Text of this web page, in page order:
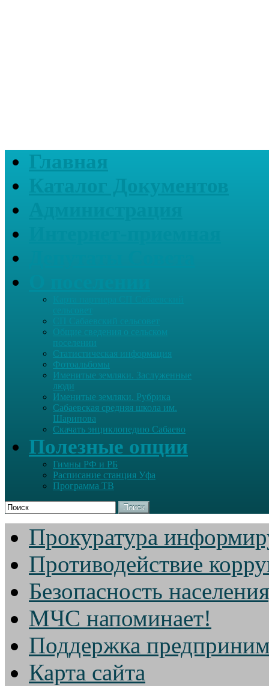
Главная
Общие сведения о сельском
поселении
Статистическая информация
Фотоальбомы
Именитые земляки. Заслуженные
люди
Именитые земляки. Рубрика
Сабаевская средняя школа им.
Шарипова
Скачать энциклопедию Сабаево
Полезные опции
Гимны РФ и РБ
Расписание станция Уфа
Программа ТВ
Поиск
Прокуратура
Противодействие
Безопасность
МЧС напоминает!
Поддержка
Карта сайта